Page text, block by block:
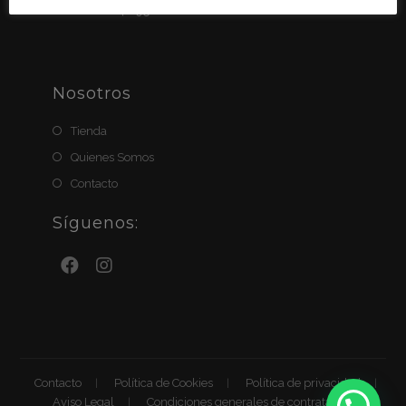
Nosotros
Tienda
Quienes Somos
Contacto
Síguenos:
Contacto Política de Cookies
Política de privacidad
Aviso Legal
Condiciones generales de contratación